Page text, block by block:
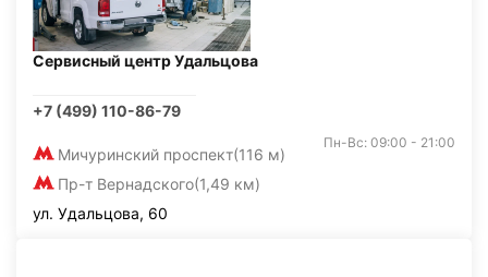
Сервисный центр Удальцова
+7 (499) 110-86-79
Мичуринский проспект(116 м)
Пр-т Вернадского(1,49 км)
Пн-Вс: 09:00 - 21:00
ул. Удальцова, 60